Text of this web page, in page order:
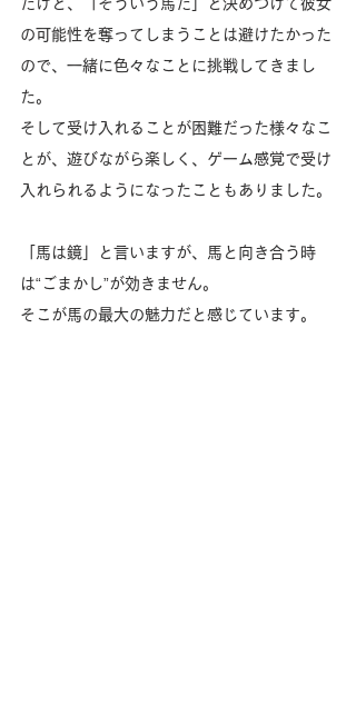
だけど、「そういう馬だ」と決めつけて彼女
の可能性を奪ってしまうことは避けたかった
ので、一緒に色々なことに挑戦してきまし
た。
そして受け入れることが困難だった様々なこ
とが、遊びながら楽しく、ゲーム感覚で受け
入れられるようになったこともありました。
「馬は鏡」と言いますが、馬と向き合う時
は“ごまかし”が効きません。
そこが馬の最大の魅力だと感じています。